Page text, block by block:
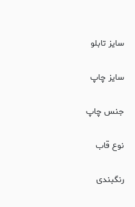
سایز تابلو
سایز چاپ
جنس چاپ
نوع قاب
رنگبندی